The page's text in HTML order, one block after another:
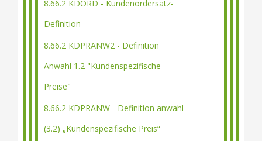
8.66.2 KDORD - Kundenordersatz-
Definition
8.66.2 KDPRANW2 - Definition
Anwahl 1.2 "Kundenspezifische
Preise"
8.66.2 KDPRANW - Definition anwahl
(3.2) „Kundenspezifische Preis“